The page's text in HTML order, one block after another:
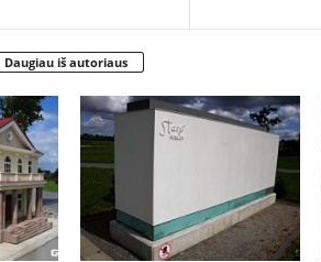
Daugiau iš autoriaus